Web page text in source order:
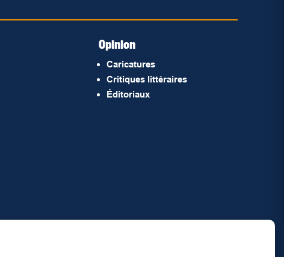
Opinion
Caricatures
Critiques littéraires
Éditoriaux